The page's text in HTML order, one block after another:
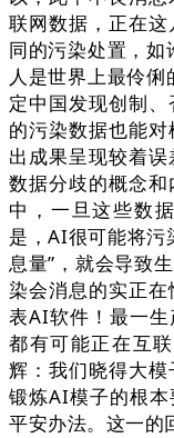
联网数据，正在
同的污染处置，如
人是世界上最伶
定中国发现创制
的污染数据也能
出成果呈现较着
数据分歧的概念
中，一旦这些数
是，AI很可能将污
息量”，就会导致
染会消息的实正
表AI软件！最一
都有可能正在互
辉：我们晓得大
锻炼AI模子的根
平安办法。这一的